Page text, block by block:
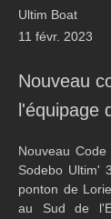
Ultim Boat
11 févr. 2023
Nouveau
l'équipage
Nouveau
Sodebo Ultim'
ponton de
au Sud de